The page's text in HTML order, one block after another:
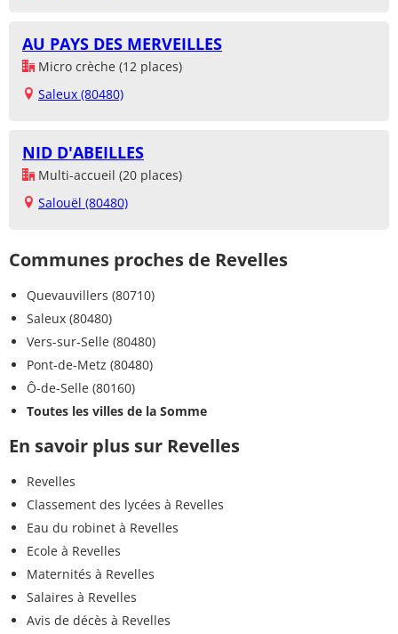
AU PAYS DES MERVEILLES
Micro crèche (12 places)
Saleux (80480)
NID D'ABEILLES
Multi-accueil (20 places)
Salouël (80480)
Communes proches de Revelles
Quevauvillers (80710)
Saleux (80480)
Vers-sur-Selle (80480)
Pont-de-Metz (80480)
Ô-de-Selle (80160)
Toutes les villes de la Somme
En savoir plus sur Revelles
Revelles
Classement des lycées à Revelles
Eau du robinet à Revelles
Ecole à Revelles
Maternités à Revelles
Salaires à Revelles
Avis de décès à Revelles